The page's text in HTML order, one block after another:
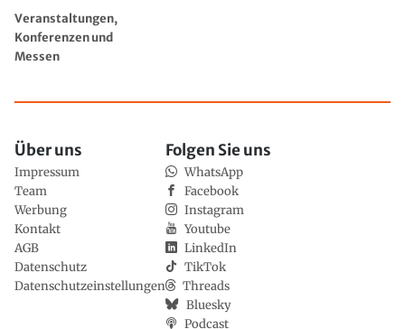
Veranstaltungen,
Konferenzen und
Messen
Über uns
Impressum
Team
Werbung
Kontakt
AGB
Datenschutz
Datenschutzeinstellungen
Folgen Sie uns
WhatsApp
Facebook
Instagram
Youtube
LinkedIn
TikTok
Threads
Bluesky
Podcast